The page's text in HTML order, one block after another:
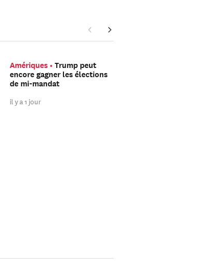
Amériques
Trump peut
encore gagner les élections
de mi-mandat
il y a 1 jour